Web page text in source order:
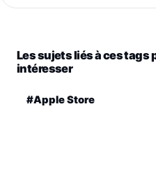
Les sujets liés à ces tags
intéresser
#Apple Store